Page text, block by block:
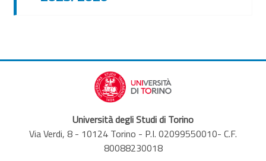
Università degli Studi di Torino
Via Verdi, 8 - 10124 Torino - P.I. 02099550010- C.F.
80088230018